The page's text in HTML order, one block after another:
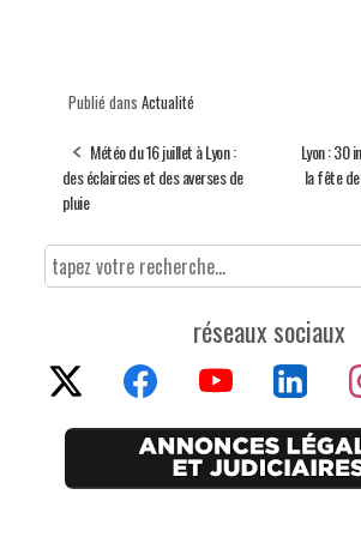
Publié dans Actualité
Météo du 16 juillet à Lyon :
des éclaircies et des averses de
pluie
Lyon : 30
la fête
réseaux sociaux